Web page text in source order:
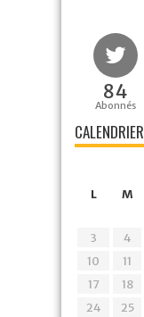
84
Abonnés
CALENDRIER
L
M
3
4
10
11
17
18
24
25